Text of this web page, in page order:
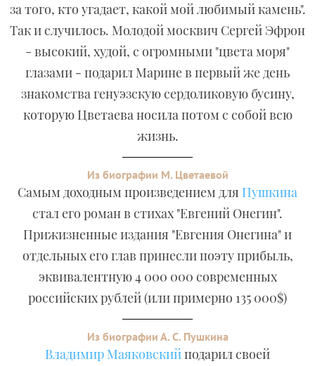
за того, кто угадает, какой мой любимый камень".
Так и случилось. Молодой москвич Сергей Эфрон
- высокий, худой, с огромными "цвета моря"
глазами - подарил Марине в первый же день
знакомства генуэзскую сердоликовую бусину,
которую Цветаева носила потом с собой всю
жизнь.
Из биографии М. Цветаевой
Самым доходным произведением для Пушкина
стал его роман в стихах "Евгений Онегин".
Прижизненные издания "Евгения Онегина" и
отдельных его глав принесли поэту прибыль,
эквивалентную 4 000 000 современных
российских рублей (или примерно 135 000$)
Из биографии А. С. Пушкина
Владимир Маяковскийподарил своей